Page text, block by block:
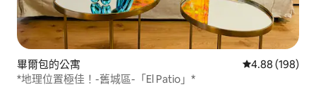
畢爾包的公寓 從 198 則評價
4.88 (198)
*地理位置極佳！-舊城區-「El Patio」*